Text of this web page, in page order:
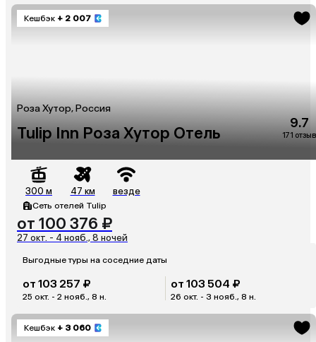
Кешбэк + 2 007
Роза Хутор, Россия
Tulip Inn Роза Хутор Отель
9.7
171 отзыв
300 м 47 км везде
Сеть отелей Tulip
от 100 376 ₽
27 окт. - 4 нояб., 8 ночей
Выгодные туры на соседние даты
от 103 257 ₽
25 окт. - 2 нояб., 8 н.
от 103 504 ₽
26 окт. - 3 нояб., 8 н.
Кешбэк + 3 060